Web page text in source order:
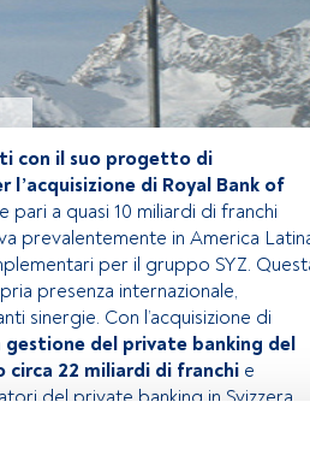
con il suo progetto di
l’acquisizione di Royal Bank of
pari a quasi 10 miliardi di franchi
prevalentemente in America
per il gruppo SYZ.
presenza internazionale,
sinergie. Con l’acquisizione di
del private banking del
circa 22 miliardi di franchi e
del private banking in Svizzera.